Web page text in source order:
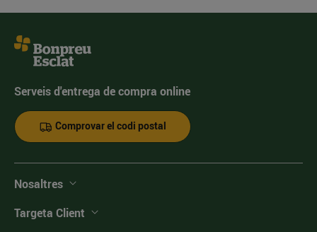
Serveis d'entrega de compra online
Comprovar el codi postal
Nosaltres
Targeta Client